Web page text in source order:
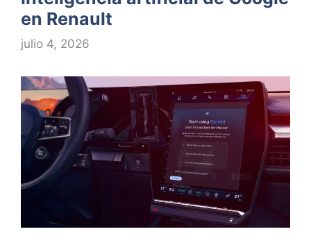
en Renault
julio 4, 2026